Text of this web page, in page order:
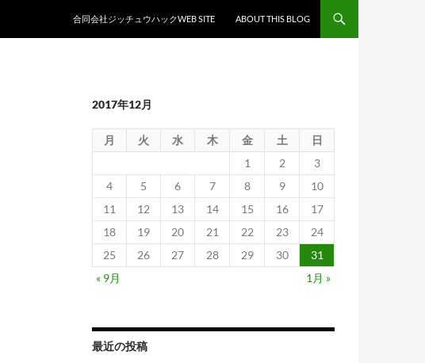
合同会社ジッチュウハックWEB SITE ABOUT THIS BLOG
2017年12月
月 火 水 木 金 土
日
1
2
3
4
5 6 7 8 9
10
11
12 13 14 15 16
17
18
19 20 21 22 23
24
25
26 27 28 29 30
31
« 9月
1月 »
最近の投稿